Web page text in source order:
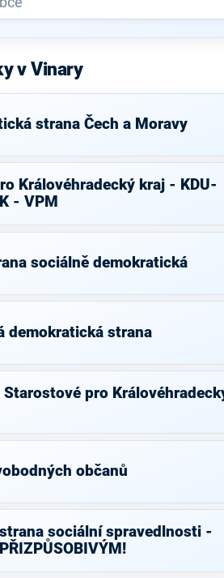
v Vinary
strana Čech a Moravy
Královéhradecký kraj - KDU-
- VPM
sociálně demokratická
demokratická strana
Starostové pro
občanů
sociální spravedlnosti -